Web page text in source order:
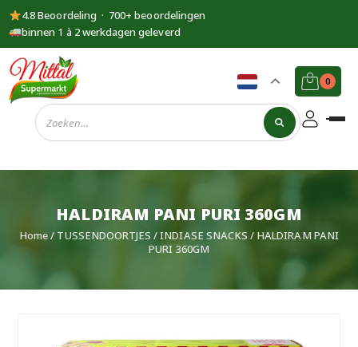
4.8 Beoordeling · 700+ beoordelingen
binnen 1 à 2 werkdagen geleverd
Supermarkt
Mittal
0
HALDIRAM PANI PURI 360GM
Home/ TUSSENDOORTJES /INDIASE SNACKS / HALDIRAM PANI
PURI 360GM